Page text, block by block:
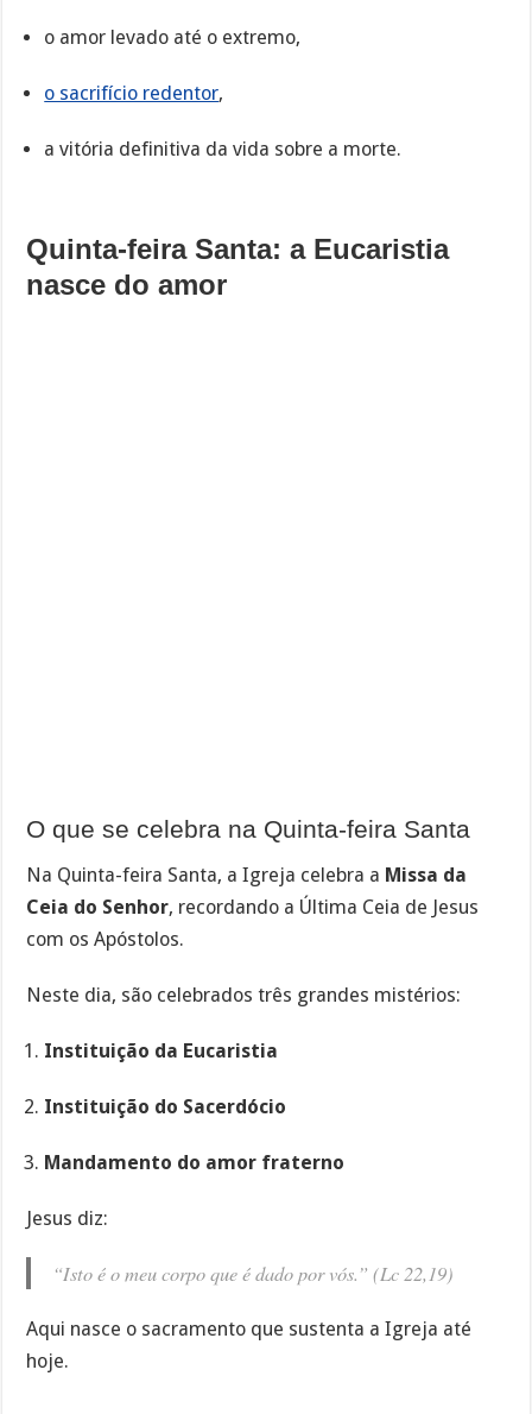
o amor levado até o extremo,
o sacrifício redentor,
a vitória definitiva da vida sobre a morte.
Quinta-feira Santa: a Eucaristia
nasce do amor
O que se celebra na Quinta-feira Santa
Na Quinta-feira Santa, a Igreja celebra a Missa da
Ceia do Senhor, recordando a Última Ceia de Jesus
com os Apóstolos.
Neste dia, são celebrados três grandes mistérios:
Instituição da Eucaristia
Instituição do Sacerdócio
Mandamento do amor fraterno
Jesus diz:
“Isto é o meu corpo que é dado por vós.” (Lc 22,19)
Aqui nasce o sacramento que sustenta a Igreja até
hoje.